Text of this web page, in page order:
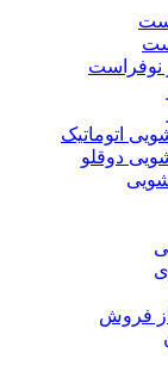
نوفراست
اتوماتیک
دوقلو
فروش